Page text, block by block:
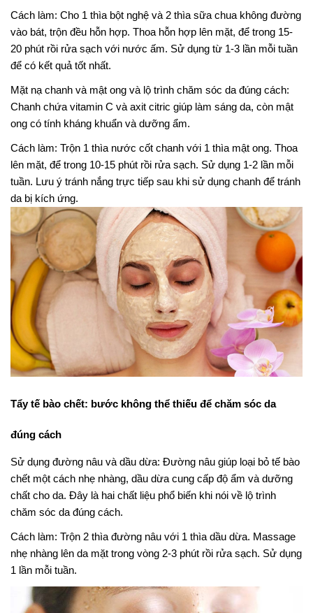
Cách làm: Cho 1 thìa bột nghệ và 2 thìa sữa chua không đường
vào bát, trộn đều hỗn hợp. Thoa hỗn hợp lên mặt, để trong 15-
20 phút rồi rửa sạch với nước ấm. Sử dụng từ 1-3 lần mỗi tuần
để có kết quả tốt nhất.
Mặt nạ chanh và mật ong và lộ trình chăm sóc da đúng cách:
Chanh chứa vitamin C và axit citric giúp làm sáng da, còn mật
ong có tính kháng khuẩn và dưỡng ẩm.
Cách làm: Trộn 1 thìa nước cốt chanh với 1 thìa mật ong. Thoa
lên mặt, để trong 10-15 phút rồi rửa sạch. Sử dụng 1-2 lần mỗi
tuần. Lưu ý tránh nắng trực tiếp sau khi sử dụng chanh để tránh
da bị kích ứng.
Tẩy tế bào chết: bước không thể thiếu để chăm sóc da
đúng cách
Sử dụng đường nâu và dầu dừa: Đường nâu giúp loại bỏ tế bào
chết một cách nhẹ nhàng, dầu dừa cung cấp độ ẩm và dưỡng
chất cho da. Đây là hai chất liệu phổ biến khi nói về lộ trình
chăm sóc da đúng cách.
Cách làm: Trộn 2 thìa đường nâu với 1 thìa dầu dừa. Massage
nhẹ nhàng lên da mặt trong vòng 2-3 phút rồi rửa sạch. Sử dụng
1 lần mỗi tuần.